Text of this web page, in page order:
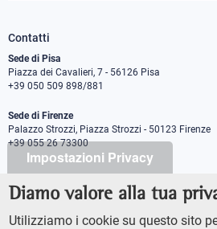
Impostazioni Privacy
Diamo valore alla tua
Utilizziamo i cookie su questo sito
Contatti
Sede di Pisa
Piazza dei Cavalieri, 7 - 56126 Pisa
+39 050 509 898/881
Sede di Firenze
Palazzo Strozzi, Piazza Strozzi - 50123 Firenze
+39 055 26 73300
PEC protocollo@pec.sns.it
Codice Fiscale 8000 5050507